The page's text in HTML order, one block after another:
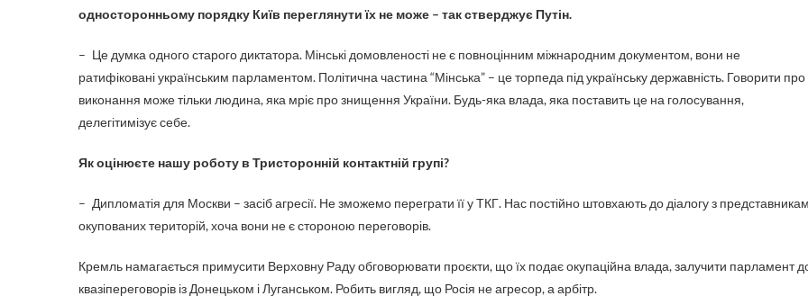
односторонньому порядку Київ переглянути їх не може – так стверджує Путін.
– Це думка одного старого диктатора. Мінські домовленості не є повноцінним міжнародним документом, вони не
ратифіковані українським парламентом. Політична частина “Мінська” – це торпеда під українську державність. Говорити про
виконання може тільки людина, яка мріє про знищення України. Будь-яка влада, яка поставить це на голосування,
делегітимізує себе.
Як оцінюєте нашу роботу в Тристоронній контактній групі?
– Дипломатія для Москви – засіб агресії. Не зможемо переграти її у ТКГ. Нас постійно штовхають до діалогу з
окупованих територій, хоча вони не є стороною переговорів.
Кремль намагається примусити Верховну Раду обговорювати проєкти, що їх подає окупаційна влада, залучити парламент
квазіпереговорів із Донецьком і Луганськом. Робить вигляд, що Росія не агресор, а арбітр.